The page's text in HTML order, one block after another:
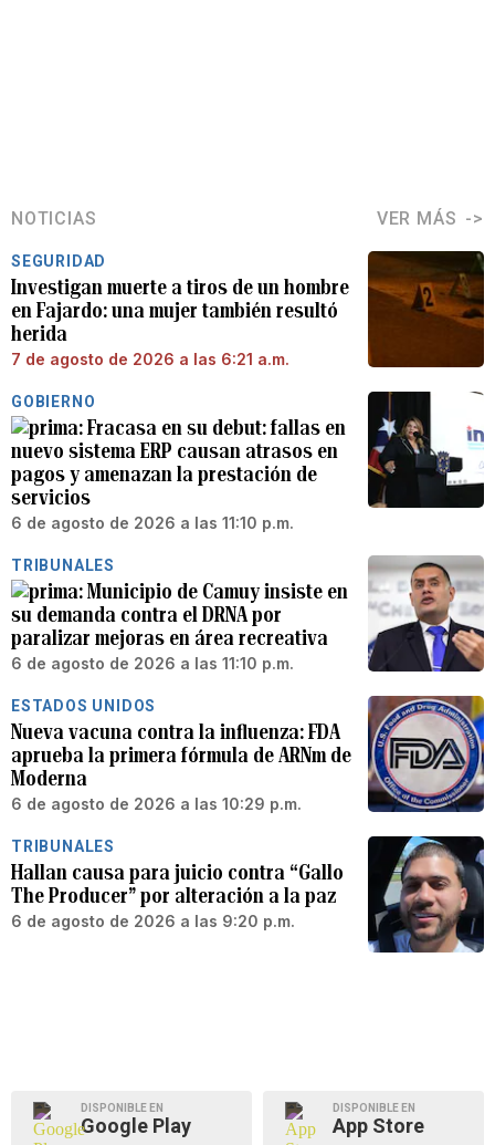
NOTICIAS VER MÁS
SEGURIDAD
Investigan muerte a tiros de un hombre
en Fajardo: una mujer también resultó
herida
7 de agosto de 2026 a las 6:21 a.m.
GOBIERNO
Fracasa en su debut: fallas en
nuevo sistema ERP causan atrasos en
pagos y amenazan la prestación de
servicios
6 de agosto de 2026 a las 11:10 p.m.
TRIBUNALES
Municipio de Camuy insiste en
su demanda contra el DRNA por
paralizar mejoras en área recreativa
6 de agosto de 2026 a las 11:10 p.m.
ESTADOS UNIDOS
Nueva vacuna contra la influenza: FDA
aprueba la primera fórmula de ARNm de
Moderna
6 de agosto de 2026 a las 10:29 p.m.
TRIBUNALES
Hallan causa para juicio contra “Gallo
The Producer” por alteración a la paz
6 de agosto de 2026 a las 9:20 p.m.
DISPONIBLE EN
Google Play
DISPONIBLE EN
App Store